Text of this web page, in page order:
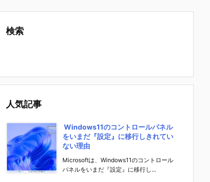
検索
人気記事
Windows11のコントロールパネル
をいまだ『設定』に移行しきれてい
ない理由
Microsoftは、Windows11のコントロール
パネルをいまだ『設定』に移行し...